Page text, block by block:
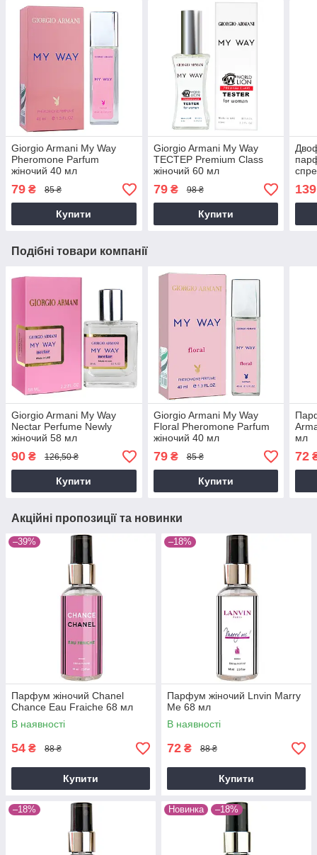
Giorgio Armani My Way
Pheromone Parfum
жіночий 40 мл
79 ₴ 85 ₴
Купити
Giorgio Armani My Way
ТЕСТЕР Premium Class
жіночий 60 мл
79₴ 98 ₴
Купити
139
Подібні товари компанії
Giorgio Armani My Way
Nectar Perfume Newly
жіночий 58 мл
90 ₴ 126,50 ₴
Купити
Giorgio Armani My Way
Floral Pheromone Parfum
жіночий 40 мл
79₴ 85 ₴
Купити
мл
72
Акційні пропозиції та новинки
–39%
Парфум жіночий Chanel
Chance Eau Fraiche 68 мл
В наявності
54 ₴ 88 ₴
Купити
–18%
Парфум жіночий Lnvin Marry
Me 68 мл
В наявності
72 ₴ 88 ₴
Купити
–18% Новинка –18%